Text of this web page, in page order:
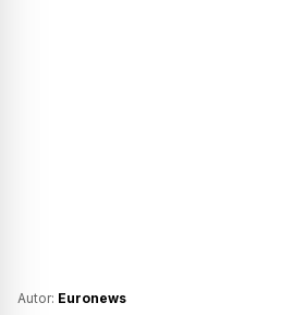
Autor: Euronews